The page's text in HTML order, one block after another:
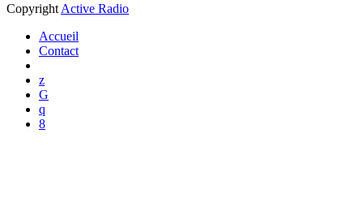
Copyright Active Radio
Accueil
Contact